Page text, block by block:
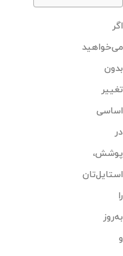
اگر
می‌خواهید
بدون
تغییر
اساسی
در
پوشش،
استایل‌تان
را
به‌روز
و